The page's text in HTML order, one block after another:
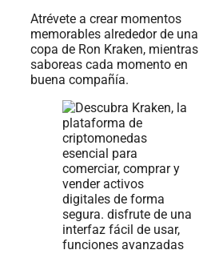
Atrévete a crear momentos
memorables alrededor de una
copa de Ron Kraken, mientras
saboreas cada momento en
buena compañía.